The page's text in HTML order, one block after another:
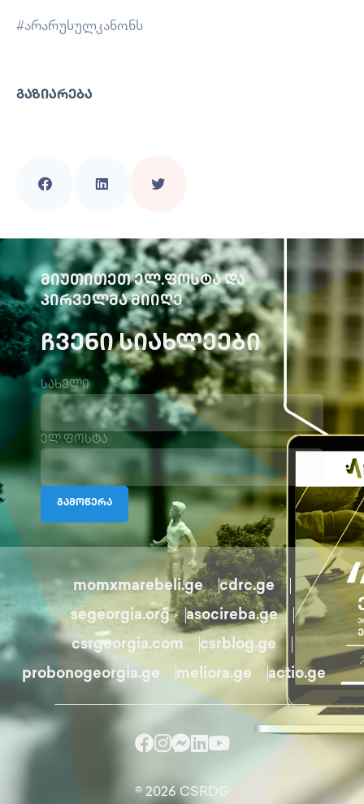
#არარუსულკანონს
ᲒᲐᲖᲘᲐᲠᲔᲑᲐ
ᲛᲘᲣᲗᲘᲗᲔᲗ ᲔᲚ.ᲤᲝᲡᲢᲐ ᲓᲐ
ᲞᲘᲠᲕᲔᲚᲛᲐ ᲛᲘᲘᲦᲔ
ᲩᲕᲔᲜᲘ ᲡᲘᲐᲮᲚᲔᲔᲑᲘ
სახელი
ელ.ფოსტა
გამოწერა
momxmarebeli.ge
cdrc.ge
segeorgia.org
asocireba.ge
csrgeorgia.com
csrblog.ge
probonogeorgia.ge
meliora.ge actio.ge
© 2026 CSRDG